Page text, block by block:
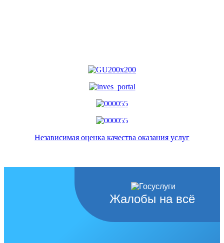
Независимая оценка качества оказания услуг
Жалобы на всё